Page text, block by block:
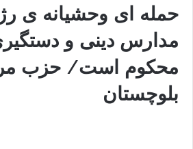
حمله‏ ای وحشیانه‏ ی
مدارس دینی و
محکوم است/ حزب
بلوچستان